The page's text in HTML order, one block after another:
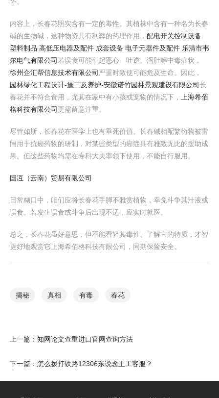
内容上，长春花照实含有一定的毒性。其植株中含有一种名为长春
碱的生物碱，这种物资具有利弊的药理作用， 配电开关控制设备
塑料制品 高低压电器及配件 成套设备 电子元器件及配件 乐清市韦
尔电气有限公司 若误食可能引起恶心、吐逆、泻肚等中毒症状，
徐州企汇帮信息技术有限公司 严重时致使可能危及生命。因此，
园林绿化工程设计-施工及养护-安徽诺竹园林景观建设有限公司长
春花并不符合食用，尤其在家中有小孩或宠物的情况下，
上海希佰
格科技有限公司 更需留意注重。
尽管如斯，长春花在医学上也有垂死价值。长春碱相配繁衍物被雷
同用于抗癌药物的研制，对某些类型的癌症具有雅致无比的援助成
果。但这些药物均需在专科大夫率领下使用，不能自行服用。
国冱（云南）贸易有限公司
日常糊口中，咱们应将长春花手脚不雅赏植物，幸免斗争其汁液或
误食。若发生误食或斗争后出现不适，应实时就医。
总之，长春花虽好意思，但不能看轻其毒性。了解它的特质，才智
更好地观赏它上海希佰格科技有限公司，同期保险安全。
揭秘 真相 有毒 春花
上一篇： 知网论文查重进口官网查询方法
下一篇： 怎么拨打铁路12306东说念主工客服？